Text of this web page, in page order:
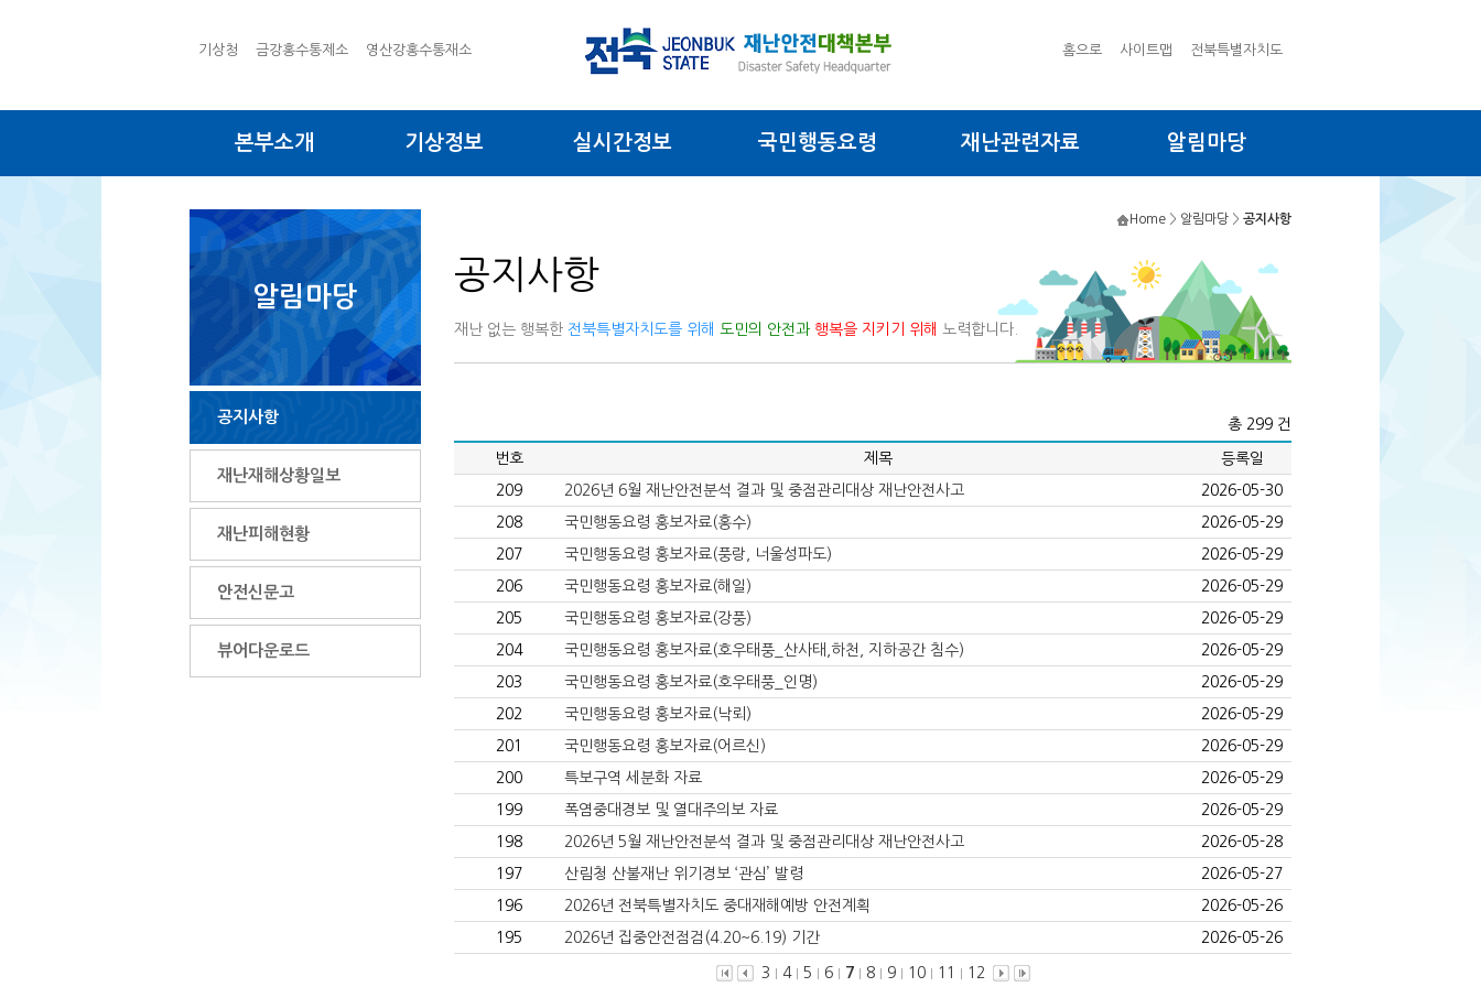
기상청 금강홍수통제소 영산강홍수통재소 홈으로 사이트맵 전북특별자치도
본부소개 기상정보 실시간정보 국민행동요령 재난관련자료 알림마당
알림마당
공지사항
재난재해상황일보
재난피해현황
안전신문고
뷰어다운로드
공지사항
Home > 알림마당 > 공지사항
재난 없는 행복한 전북특별자치도를 위해 도민의 안전과 행복을 지키기 위해 노력합니다.
총 299 건
번호 제목 등록일
209 2026년 6월 재난안전분석 결과 및 중점관리대상 재난안전사고 2026-05-30
208 국민행동요령 홍보자료(홍수) 2026-05-29
207 국민행동요령 홍보자료(풍랑, 너울성파도) 2026-05-29
206 국민행동요령 홍보자료(해일) 2026-05-29
205 국민행동요령 홍보자료(강풍) 2026-05-29
204 국민행동요령 홍보자료(호우태풍_산사태,하천, 지하공간 침수) 2026-05-29
203 국민행동요령 홍보자료(호우태풍_인명) 2026-05-29
202 국민행동요령 홍보자료(낙뢰) 2026-05-29
201 국민행동요령 홍보자료(어르신) 2026-05-29
200 특보구역 세분화 자료 2026-05-29
199 폭염중대경보 및 열대주의보 자료 2026-05-29
198 2026년 5월 재난안전분석 결과 및 중점관리대상 재난안전사고 2026-05-28
197 산림청 산불재난 위기경보 ‘관심’ 발령 2026-05-27
196 2026년 전북특별자치도 중대재해예방 안전계획 2026-05-26
195 2026년 집중안전점검(4.20~6.19) 기간 2026-05-26
3 4 5 6 7 8 9 10 11 12